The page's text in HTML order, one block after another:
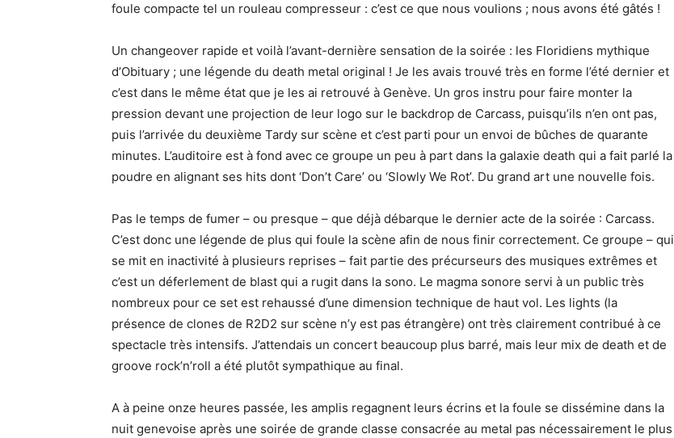
foule compacte tel un rouleau compresseur : c’est ce que nous voulions ; nous avons été gâtés !
Un changeover rapide et voilà l’avant-dernière sensation de la soirée : les Floridiens mythique
d’Obituary ; une légende du death metal original ! Je les avais trouvé très en forme l’été dernier et
c’est dans le même état que je les ai retrouvé à Genève. Un gros instru pour faire monter la
pression devant une projection de leur logo sur le backdrop de Carcass, puisqu’ils n’en ont pas,
puis l’arrivée du deuxième Tardy sur scène et c’est parti pour un envoi de bûches de quarante
minutes. L’auditoire est à fond avec ce groupe un peu à part dans la galaxie death qui a fait parlé la
poudre en alignant ses hits dont ‘Don’t Care’ ou ‘Slowly We Rot’. Du grand art une nouvelle fois.
Pas le temps de fumer – ou presque – que déjà débarque le dernier acte de la soirée : Carcass.
C’est donc une légende de plus qui foule la scène afin de nous finir correctement. Ce groupe – qui
se mit en inactivité à plusieurs reprises – fait partie des précurseurs des musiques extrêmes et
c’est un déferlement de blast qui a rugit dans la sono. Le magma sonore servi à un public très
nombreux pour ce set est rehaussé d’une dimension technique de haut vol. Les lights (la
présence de clones de R2D2 sur scène n’y est pas étrangère) ont très clairement contribué à ce
spectacle très intensifs. J’attendais un concert beaucoup plus barré, mais leur mix de death et de
groove rock’n’roll a été plutôt sympathique au final.
A à peine onze heures passée, les amplis regagnent leurs écrins et la foule se dissémine dans la
nuit genevoise après une soirée de grande classe consacrée au metal pas nécessairement le plus